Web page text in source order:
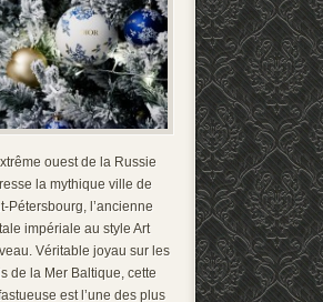
ouest de la Russie
la mythique ville de
Pétersbourg, l’ancienne
impériale au style Art
Véritable joyau sur les
de la Mer Baltique, cette
est l’une des plus